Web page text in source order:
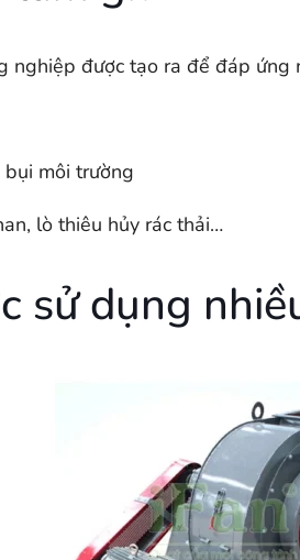
được tạo ra để đáp ứng
môi trường
lò thiêu hủy rác thải…
sử dụng